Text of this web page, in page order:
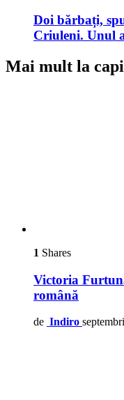
Doi bărbați,
Criuleni. Unul
Mai mult la
1 Shares
Victoria
română
de Indiro